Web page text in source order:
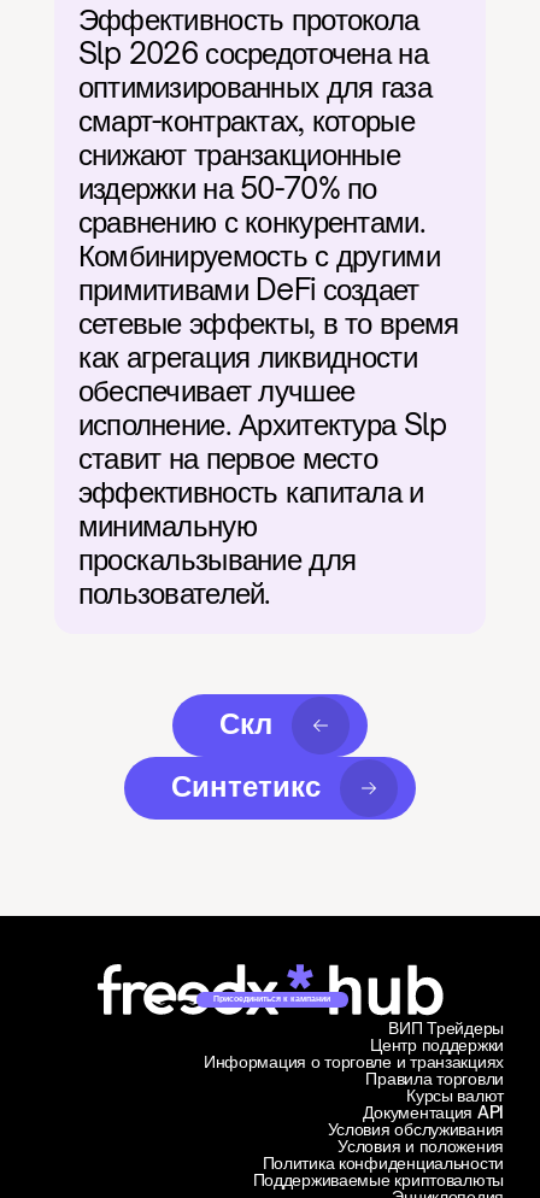
Эффективность протокола
Slp 2026 сосредоточена на
оптимизированных для газа
смарт-контрактах, которые
снижают транзакционные
издержки на 50-70% по
сравнению с конкурентами.
Комбинируемость с другими
примитивами DeFi создает
сетевые эффекты, в то время
как агрегация ликвидности
обеспечивает лучшее
исполнение. Архитектура Slp
ставит на первое место
эффективность капитала и
минимальную
проскальзывание для
пользователей.
Скл
Синтетикс
Присоединиться к кампании
Центр поддержки
Информация о торговле и транзакциях
ВИП Трейдеры
Правила торговли
Курсы валют
Документация API
Условия обслуживания
Условия и положения
Политика конфиденциальности
Поддерживаемые криптовалюты